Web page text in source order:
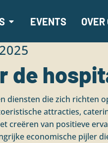
EVENTS OVER
de
diensten die zich richten
attracties,
creëren van positieve
economische pijler